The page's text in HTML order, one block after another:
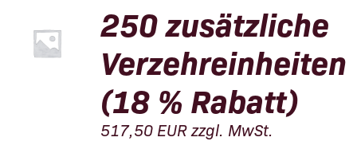
250 zusätzliche
Verzehreinheiten
(18 % Rabatt)
517,50EURzzgl. MwSt.